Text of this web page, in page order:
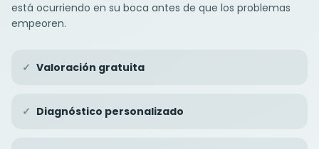
está ocurriendo en su boca antes de que los problemas
empeoren.
Valoración gratuita
Diagnóstico personalizado